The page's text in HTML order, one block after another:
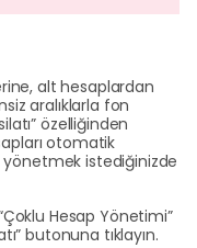
alt hesaplardan
aralıklarla fon
özelliğinden
otomatik
yönetmek istediğinizde
Hesap Yönetimi”
butonuna tıklayın.